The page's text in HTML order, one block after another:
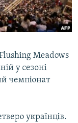
Meadows
у сезоні
чемпіонат
українців.